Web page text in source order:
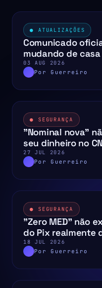
● ATUALIZAÇÕES
Comunicado
mudando de casa
03 AUG 2026
Por Guerreiro
● SEGURANÇA
"Nominal nova"
seu dinheiro no
27 JUL 2026
Por Guerreiro
● SEGURANÇA
"Zero MED" não
do Pix realmente
18 JUL 2026
Por Guerreiro